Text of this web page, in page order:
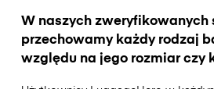
W naszych zweryfikowanych
przechowamy każdy rodzaj
względu na jego rozmiar czy